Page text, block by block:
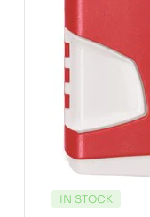
IN STOCK